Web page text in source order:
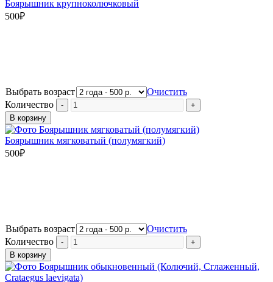
Боярышник крупноколючковый
500₽
Выбрать возраст
Очистить
Количество
В корзину
Боярышник мягковатый (полумягкий)
500₽
Выбрать возраст
Очистить
Количество
В корзину